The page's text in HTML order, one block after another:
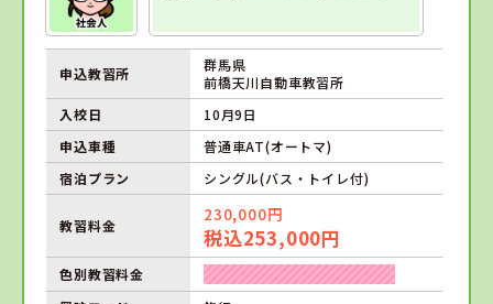
申込教習所
群馬県
前橋天川自動車教習所
入校日
10月9日
申込車種
普通車AT(オートマ)
宿泊プラン
シングル(バス・トイレ付)
教習料金
230,000円
税込253,000円
色別教習料金